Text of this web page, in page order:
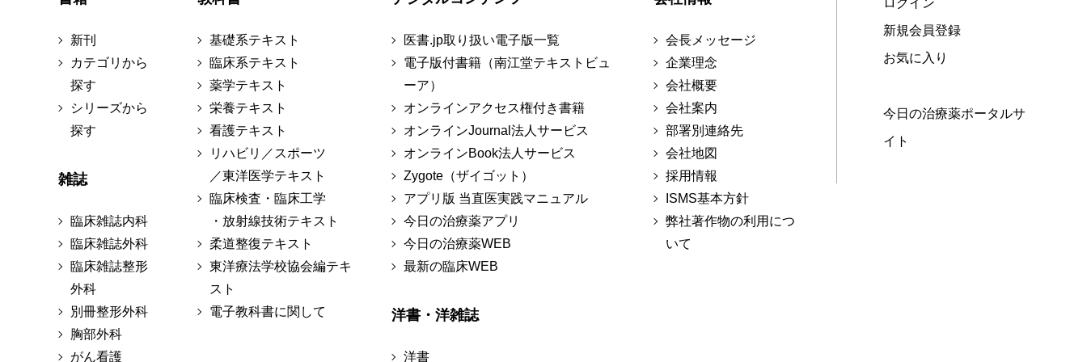
新刊
カテゴリから
探す
シリーズから
探す
雑誌
臨床雑誌内科
臨床雑誌外科
臨床雑誌整形
外科
別冊整形外科
胸部外科
がん看護
基礎系テキスト
臨床系テキスト
薬学テキスト
栄養テキスト
看護テキスト
リハビリ／スポーツ
／東洋医学テキスト
臨床検査・臨床工学
・放射線技術テキスト
柔道整復テキスト
東洋療法学校協会編テキ
スト
電子教科書に関して
医書.jp取り扱い電子版一覧
電子版付書籍（南江堂テキストビュ
ーア）
オンラインアクセス権付き書籍
オンラインJournal法人サービス
オンラインBook法人サービス
Zygote（ザイゴット）
アプリ版 当直医実践マニュアル
今日の治療薬アプリ
今日の治療薬WEB
最新の臨床WEB
洋書・洋雑誌
洋書
会長メッセージ
企業理念
会社概要
会社案内
部署別連絡先
会社地図
採用情報
ISMS基本方針
弊社著作物の利用につ
いて
新規会員登録
お気に入り
今日の治療薬ポータルサ
イト